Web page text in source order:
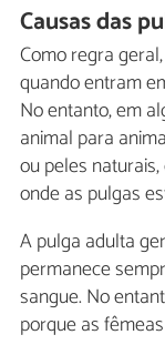
Causas das
Como regra
quando entram
No entanto, em
animal para
ou peles
onde as pulgas
A pulga adulta
permanece
sangue. No
porque as